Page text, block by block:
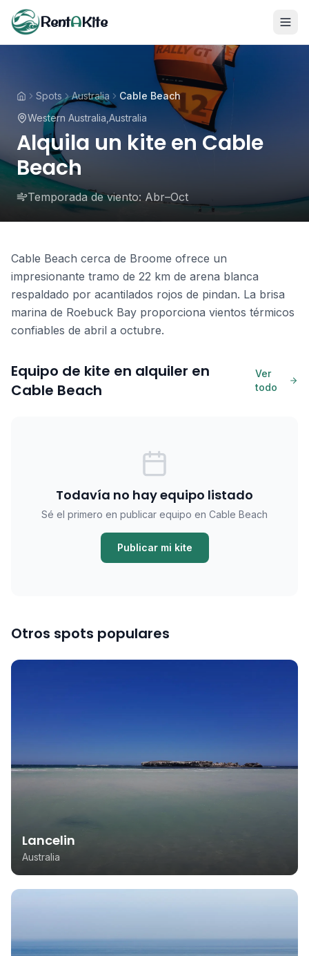
RentAKite
Spots Australia
Cable Beach
Western Australia Australia
Alquila un kite en Cable
Beach
Temporada de viento: Abr–Oct
Cable Beach cerca de Broome ofrece un
impresionante tramo de 22 km de arena blanca
respaldado por acantilados rojos de pindan. La brisa
marina de Roebuck Bay proporciona vientos térmicos
confiables de abril a octubre.
Equipo de kite en alquiler en
Cable Beach
Ver
todo
Todavía no hay equipo listado
Sé el primero en publicar equipo en Cable Beach
Publicar mi kite
Otros spots populares
Lancelin
Australia